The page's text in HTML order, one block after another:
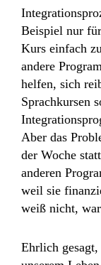
Beispiel nur
Kurs einfach
andere
helfen, sich
Sprachkursen
Aber das
der Woche
anderen
weil sie
weiß nicht,
Ehrlich